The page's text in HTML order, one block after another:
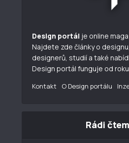
Design portál je online
Najdete zde články o
designerů, studií a také
Design portál funguje od
Kontakt O Design portálu
Rádi